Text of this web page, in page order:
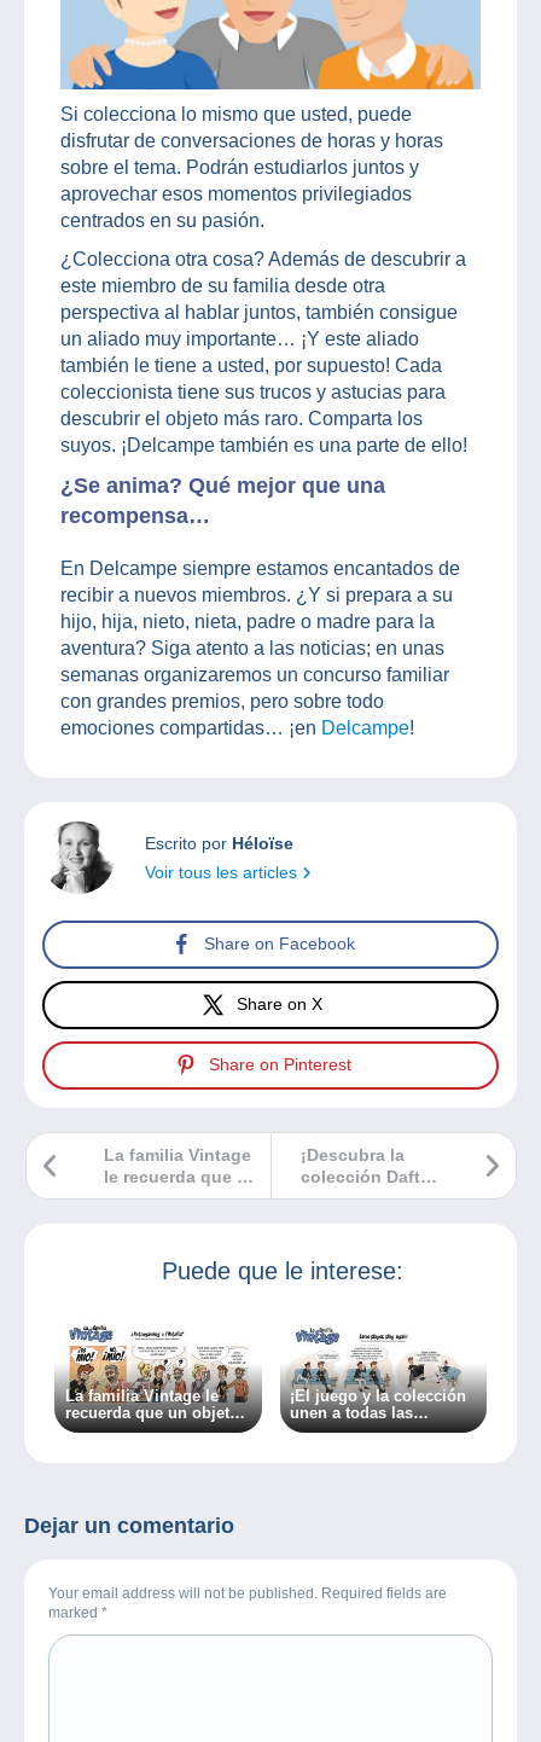
Si colecciona lo mismo que usted, puede
disfrutar de conversaciones de horas y horas
sobre el tema. Podrán estudiarlos juntos y
aprovechar esos momentos privilegiados
centrados en su pasión.
¿Colecciona otra cosa? Además de descubrir a
este miembro de su familia desde otra
perspectiva al hablar juntos, también consigue
un aliado muy importante… ¡Y este aliado
también le tiene a usted, por supuesto! Cada
coleccionista tiene sus trucos y astucias para
descubrir el objeto más raro. Comparta los
suyos. ¡Delcampe también es una parte de ello!
¿Se anima? Qué mejor que una
recompensa…
En Delcampe siempre estamos encantados de
recibir a nuevos miembros. ¿Y si prepara a su
hijo, hija, nieto, nieta, padre o madre para la
aventura? Siga atento a las noticias; en unas
semanas organizaremos un concurso familiar
con grandes premios, pero sobre todo
emociones compartidas… ¡en Delcampe!
Escrito por Héloïse
Voir tous les articles
Share on Facebook
Share on X
Share on Pinterest
¡Descubra la
colección Daft
Punk! ¡Los
Delcampe!
La familia Vintage
le recuerda que un
objeto puede
colecciones.Puede que le interese:
La familia Vintage le
recuerda que un objeto
puede pertenecer a
¡El juego y la colección
unen a todas las
generaciones!
Dejar un comentario
Your email address will not be published. Required fields are
marked *